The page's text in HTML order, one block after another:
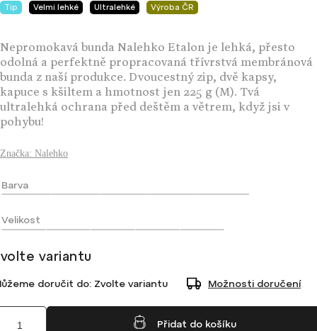
Tip Velmi lehké Ultralehké Výroba ČR
Nepromokavá bunda Nalehko Etalon je lehká, přesto
odolná a perfektně propracovaná třívrstvá membránová
bunda z naší produkce. Dvoucestný zip, dvě kapsy,
kapuce s kšiltem a hmotnost jen 225 g (M). Tvá
ultralehká ochrana před deštěm a větrem, když jsi v
pohybu!
Značka: Nalehko
Barva
Velikost
variantu
doručit do: Zvolte variantu Možnosti doručení
Přidat do košíku